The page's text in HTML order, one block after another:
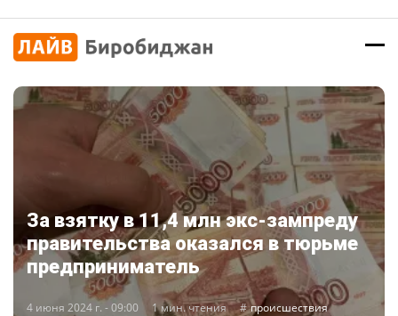
За взятку в 11,4 млн экс-зампреду
правительства оказался в тюрьме
предприниматель
4 июня 2024 г. - 09:00 1 мин. чтения происшествия